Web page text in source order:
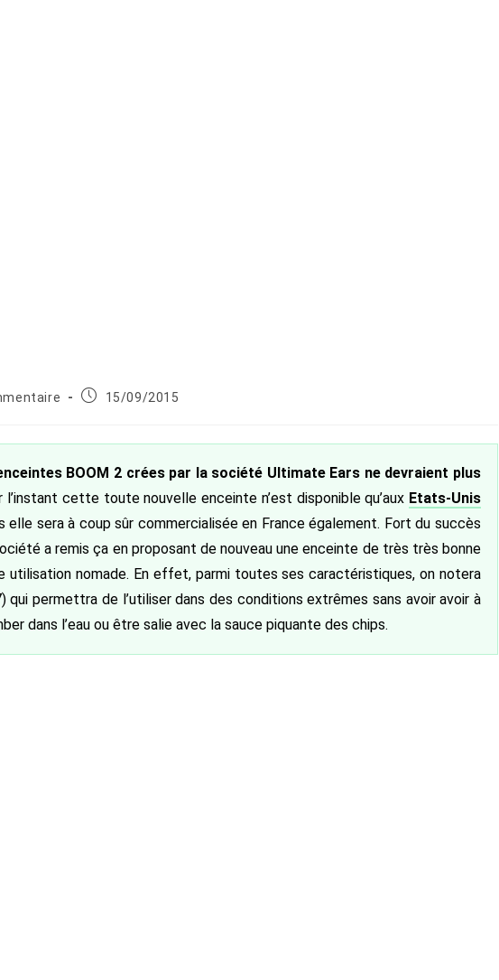
:
Publication
15/09/2015
BOOM 2 crées par la société Ultimate Ears ne devraient plus
l’instant cette toute nouvelle enceinte n’est disponible qu’aux Etats-Unis
elle sera à coup sûr commercialisée en France également. Fort du succès
a remis ça en proposant de nouveau une enceinte de très très bonne
utilisation nomade. En effet, parmi toutes ses caractéristiques, on notera
permettra de l’utiliser dans des conditions extrêmes sans avoir avoir à
dans l’eau ou être salie avec la sauce piquante des chips.